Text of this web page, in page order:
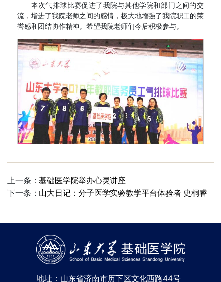
本次气排球比赛促进了我院与其他学院和部门之间的交
流，增进了我院老师之间的感情，极大地增强了我院职工的荣
誉感和团结协作精神。希望我院老师们今后积极参与。
上一条： 基础医学院举办心灵讲座
下一条： 山大日记：分子医学实验教学平台体验者 史桐睿
地址：山东省济南市历下区文化西路44号